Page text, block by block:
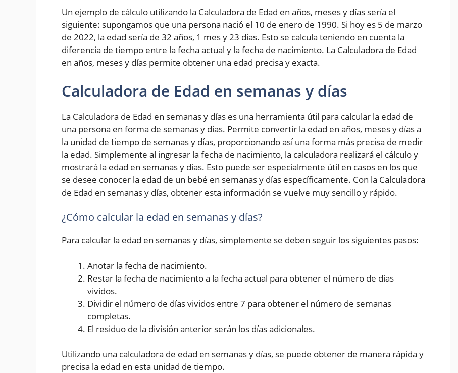
Un ejemplo de cálculo utilizando la Calculadora de Edad en años, meses y días sería el
siguiente: supongamos que una persona nació el 10 de enero de 1990. Si hoy es 5 de marzo
de 2022, la edad sería de 32 años, 1 mes y 23 días. Esto se calcula teniendo en cuenta la
diferencia de tiempo entre la fecha actual y la fecha de nacimiento. La Calculadora de Edad
en años, meses y días permite obtener una edad precisa y exacta.
Calculadora de Edad en semanas y días
La Calculadora de Edad en semanas y días es una herramienta útil para calcular la edad de
una persona en forma de semanas y días. Permite convertir la edad en años, meses y días a
la unidad de tiempo de semanas y días, proporcionando así una forma más precisa de medir
la edad. Simplemente al ingresar la fecha de nacimiento, la calculadora realizará el cálculo y
mostrará la edad en semanas y días. Esto puede ser especialmente útil en casos en los que
se desee conocer la edad de un bebé en semanas y días específicamente. Con la Calculadora
de Edad en semanas y días, obtener esta información se vuelve muy sencillo y rápido.
¿Cómo calcular la edad en semanas y días?
Para calcular la edad en semanas y días, simplemente se deben seguir los siguientes pasos:
Anotar la fecha de nacimiento.
Restar la fecha de nacimiento a la fecha actual para obtener el número de días
vividos.
Dividir el número de días vividos entre 7 para obtener el número de semanas
completas.
El residuo de la división anterior serán los días adicionales.
Utilizando una calculadora de edad en semanas y días, se puede obtener de manera rápida y
precisa la edad en esta unidad de tiempo.